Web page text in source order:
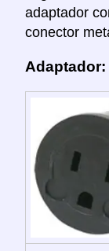
adaptador
conector